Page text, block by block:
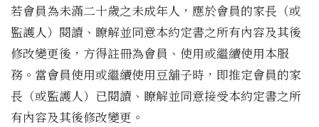
若會員為未滿二十歲之未成年人，應於會員的家長（或
監護人）閱讀、瞭解並同意本約定書之所有內容及其後
修改變更後，方得註冊為會員、使用或繼續使用本服
務。當會員使用或繼續使用豆舖子時，即推定會員的家
長（或監護人）已閱讀、瞭解並同意接受本約定書之所
有內容及其後修改變更。